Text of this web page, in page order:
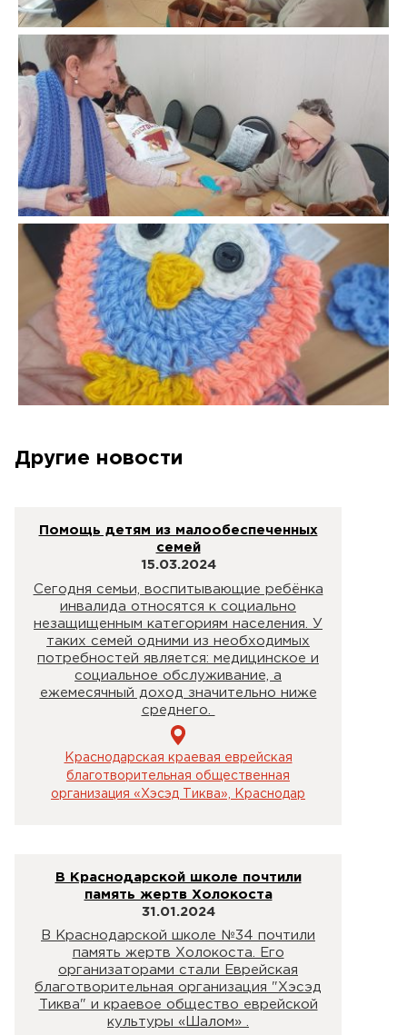
Другие новости
Помощь детям из малообеспеченных
семей
15.03.2024
Сегодня семьи, воспитывающие ребёнка
инвалида относятся к социально
незащищенным категориям населения. У
таких семей одними из необходимых
потребностей является: медицинское и
социальное обслуживание, а
ежемесячный доход значительно ниже
среднего.
Краснодарская краевая еврейская
благотворительная общественная
организация «Хэсэд Тиква», Краснодар
В Краснодарской школе почтили
память жертв Холокоста
31.01.2024
В Краснодарской школе №34 почтили
память жертв Холокоста. Его
организаторами стали Еврейская
благотворительная организация "Хэсэд
Тиква" и краевое общество еврейской
культуры «Шалом» .